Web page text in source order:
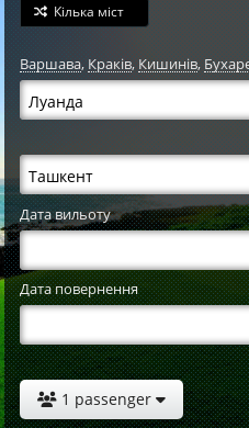
Кілька міст
Варшава, Краків,Кишинів,
Дата вильоту
Дата повернення
1 passenger